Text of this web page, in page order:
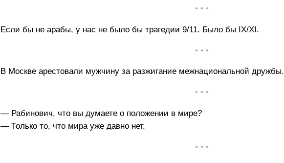
• • •
Если бы не арабы, у нас не было бы трагедии 9/11. Было бы IX/XI.
• • •
В Москве арестовали мужчину за разжигание межнациональной дружбы.
• • •
— Рабинович, что вы думаете о положении в мире?
— Только то, что мира уже давно нет.
• • •